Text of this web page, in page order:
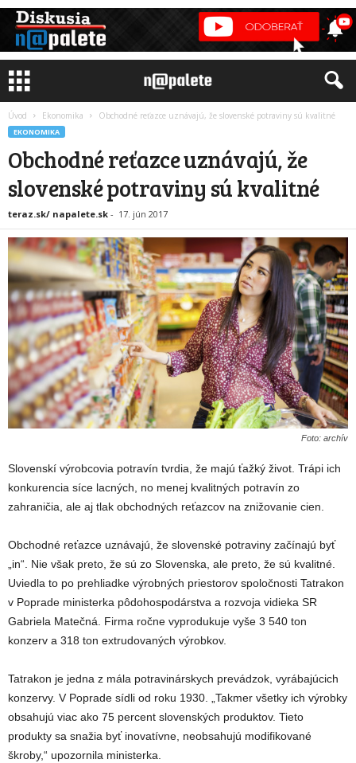
Úvod Ekonomika Obchodné reťazce uznávajú, že slovenské potraviny sú kvalitné
EKONOMIKA
Obchodné reťazce uznávajú, že
slovenské potraviny sú kvalitné
teraz.sk/ napalete.sk - 17. jún 2017
Foto: archív
Slovenskí výrobcovia potravín tvrdia, že majú ťažký život. Trápi ich
konkurencia síce lacných, no menej kvalitných potravín zo
zahraničia, ale aj tlak obchodných reťazcov na znižovanie cien.
Obchodné reťazce uznávajú, že slovenské potraviny začínajú byť
„in“. Nie však preto, že sú zo Slovenska, ale preto, že sú kvalitné.
Uviedla to po prehliadke výrobných priestorov spoločnosti Tatrakon
v Poprade ministerka pôdohospodárstva a rozvoja vidieka SR
Gabriela Matečná. Firma ročne vyprodukuje vyše 3 540 ton
konzerv a 318 ton extrudovaných výrobkov.
Tatrakon je jedna z mála potravinárskych prevádzok, vyrábajúcich
konzervy. V Poprade sídli od roku 1930. „Takmer všetky ich výrobky
obsahujú viac ako 75 percent slovenských produktov. Tieto
produkty sa snažia byť inovatívne, neobsahujú modifikované
škroby,“ upozornila ministerka.